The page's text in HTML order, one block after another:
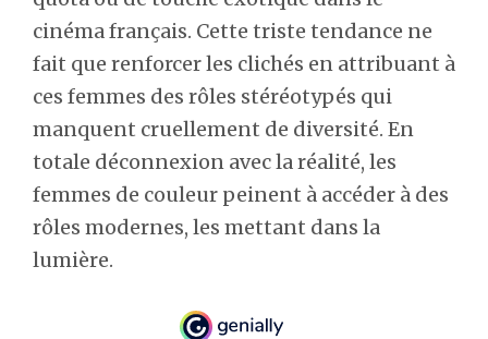
cinéma français. Cette triste tendance ne
fait que renforcer les clichés en attribuant à
ces femmes des rôles stéréotypés qui
manquent cruellement de diversité. En
totale déconnexion avec la réalité, les
femmes de couleur peinent à accéder à des
rôles modernes, les mettant dans la
lumière.